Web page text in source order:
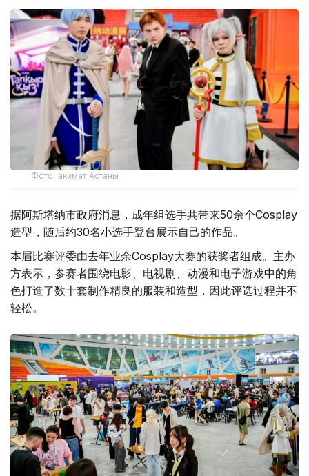
Фото: акимат Астаны
据阿斯塔纳市政府消息，成年组选手共带来50余个Cosplay
造型，随后约30名小选手登台展示自己的作品。
本届比赛评委由去年业余Cosplay大赛的获奖者组成。主办
方表示，参赛者围绕电影、电视剧、动漫和电子游戏中的角
色打造了数十套制作精良的服装和造型，因此评选过程并不
轻松。